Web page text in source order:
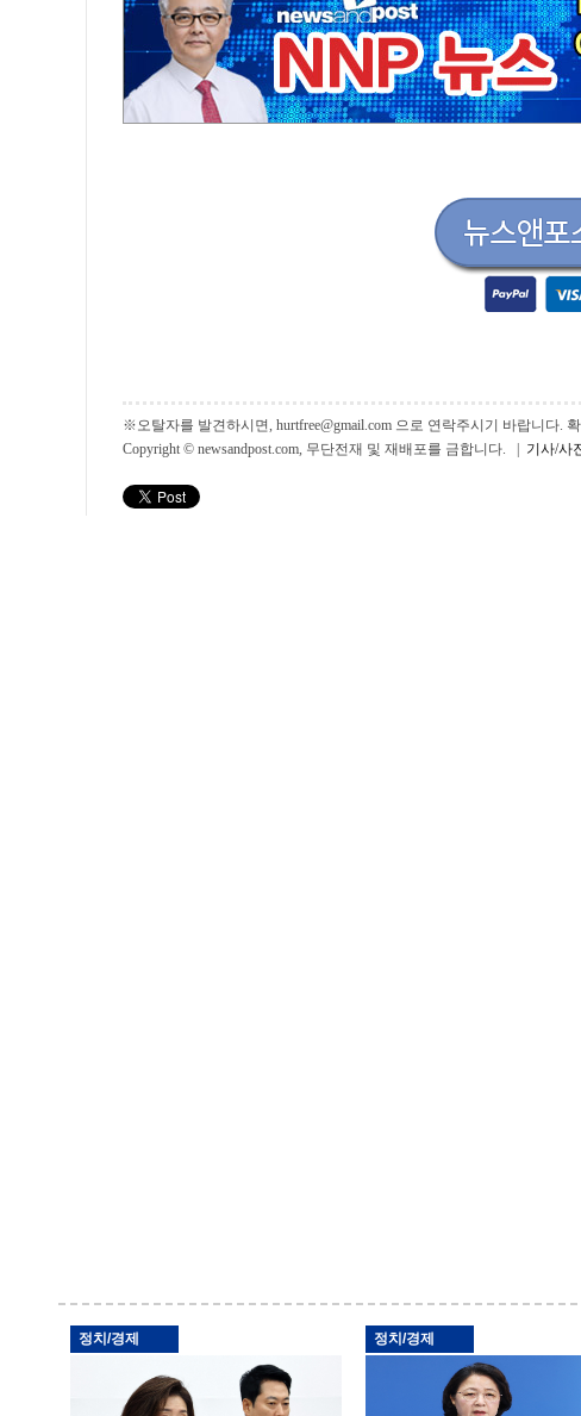
※오탈자를 발견하시면, hurtfree@gmail.com 으로 연락주시기 바랍니다.
Copyright © newsandpost.com, 무단전재 및 재배포를 금합니다. | 기사/사
정치/경제 정치/경제